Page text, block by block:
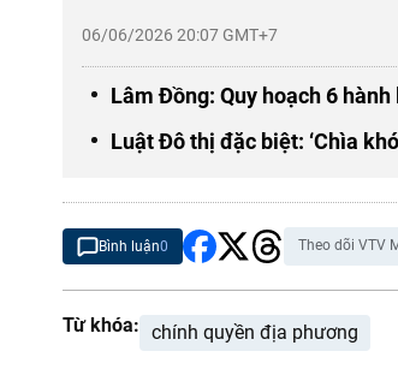
06/06/2026 20:07 GMT+7
Lâm Đồng: Quy hoạch 6
Luật Đô thị đặc biệt: ‘Chìa
Bình luận0 Theo dõi VTV
Từ khóa: chính quyền địa phương